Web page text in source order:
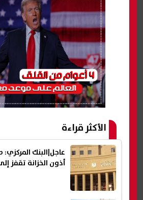
الأكثر قراءة
عاجل|البنك المركزي:
أذون الخزانة تقفز إلى 285 مليار